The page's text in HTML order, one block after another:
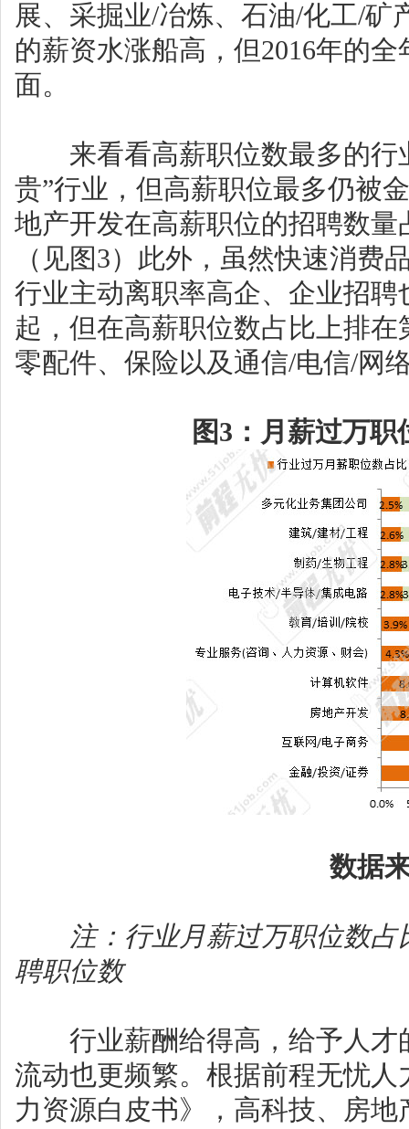
展、采掘业/冶炼、石油/化工/
的薪资水涨船高，但2016年的
面。
来看看高薪职位数最多的行
贵”行业，但高薪职位最多仍被
地产开发在高薪职位的招聘数
（见图3）此外，虽然快速消费
行业主动离职率高企、企业招
起，但在高薪职位数占比上排
零配件、保险以及通信/电信/网
图3：月薪过万
数据来
注：行业月薪过万职位数
聘职位数
行业薪酬给得高，给予人才
流动也更频繁。根据前程无忧
力资源白皮书》，高科技、房